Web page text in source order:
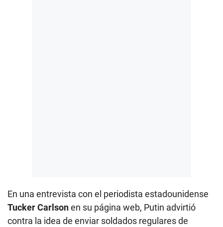
En una entrevista con el periodista estadounidense
Tucker Carlsonen su página web, Putin advirtió
contra la idea de enviar soldados regulares de